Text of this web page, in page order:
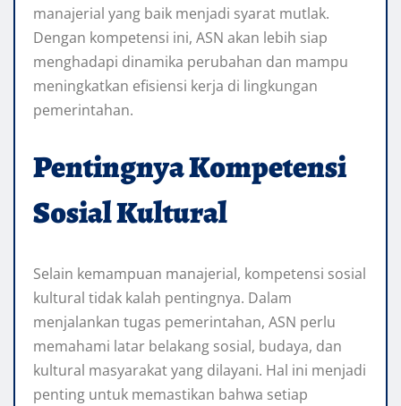
manajerial yang baik menjadi syarat mutlak.
Dengan kompetensi ini, ASN akan lebih siap
menghadapi dinamika perubahan dan mampu
meningkatkan efisiensi kerja di lingkungan
pemerintahan.
Pentingnya Kompetensi
Sosial Kultural
Selain kemampuan manajerial, kompetensi sosial
kultural tidak kalah pentingnya. Dalam
menjalankan tugas pemerintahan, ASN perlu
memahami latar belakang sosial, budaya, dan
kultural masyarakat yang dilayani. Hal ini menjadi
penting untuk memastikan bahwa setiap